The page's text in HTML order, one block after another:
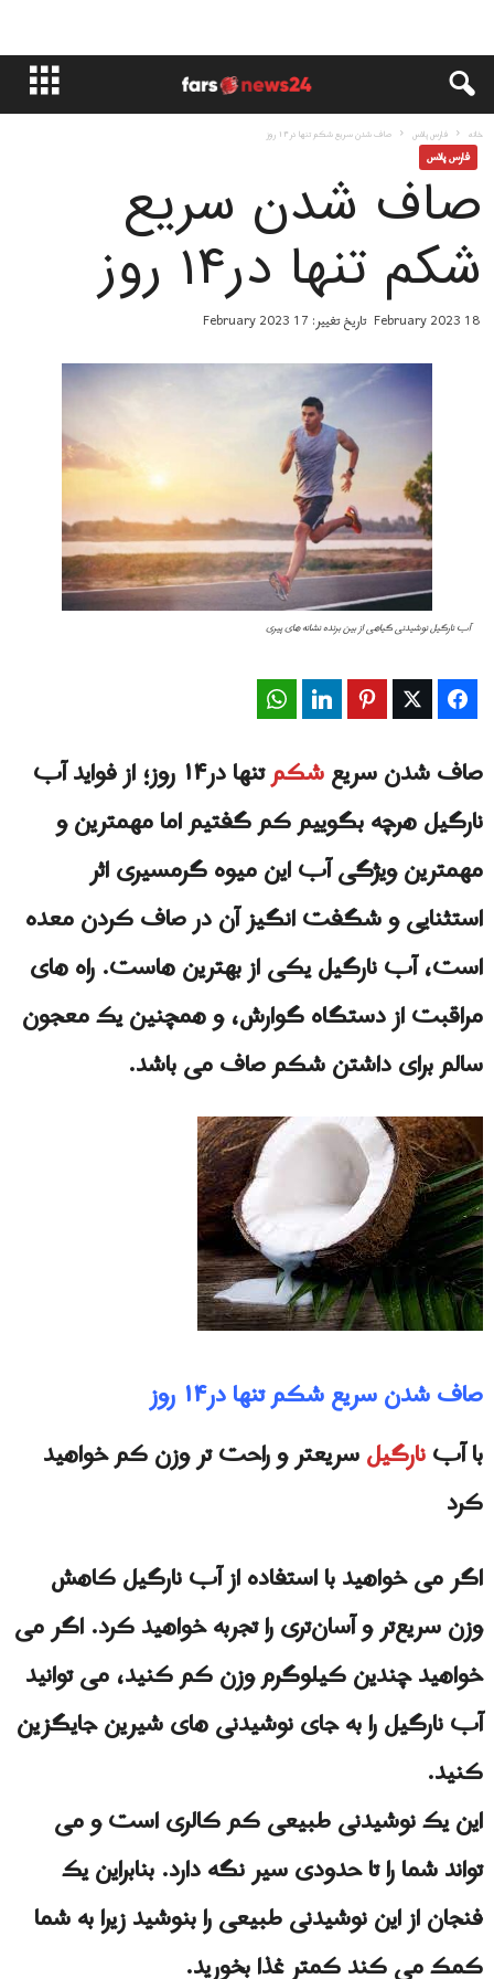
خانه فارس پلاس صاف شدن سریع شکم تنها در۱۴ روز
فارس پلاس
صاف شدن سریع
شکم تنها در۱۴ روز
18 February 2023 تاریخ تغییر: 17 February 2023
آب نارگیل نوشیدنی گیاهی از بین برنده نشانه های پیری
Facebook
Twitter
Pinterest
LinkedIn
صاف شدن سریعشکم
تنها در۱۴ روز؛ از فواید آب
نارگیل هرچه بگوییم کم گفتیم اما مهمترین و
مهمترین ویژگی آب این میوه گرمسیری اثر
استثنایی و شگفت انگیز آن در صاف کردن معده
است، آب نارگیل یکی از بهترین هاست. راه های
مراقبت از دستگاه گوارش، و همچنین یک معجون
سالم برای داشتن شکم صاف می باشد.
صاف شدن سریع شکم تنها در۱۴ روز
با آبنارگیلسریعتر و راحت تر وزن کم خواهید
کرد
اگر می خواهید با استفاده از آب نارگیل کاهش
وزن سریع‌تر و آسان‌تری را تجربه خواهید کرد. اگر می
خواهید چندین کیلوگرم وزن کم کنید، می توانید
آب نارگیل را به جای نوشیدنی های شیرین جایگزین
کنید.
این یک نوشیدنی طبیعی کم کالری است و می
تواند شما را تا حدودی سیر نگه دارد. بنابراین یک
فنجان از این نوشیدنی طبیعی را بنوشید زیرا به شما
کمک می کند کمتر غذا بخورید.